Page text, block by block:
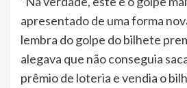
apresentado de uma forma
lembra do golpe do bilhete
alegava que não conseguia
prêmio de loteria e vendia o